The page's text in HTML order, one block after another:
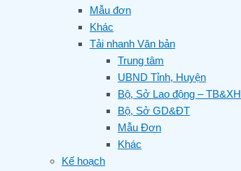
Mẫu đơn
Khác
Tải nhanh Văn bản
Trung tâm
UBND Tỉnh, Huyện
Bộ, Sở Lao động – TB&XH
Bộ, Sở GD&ĐT
Mẫu Đơn
Khác
Kế hoạch